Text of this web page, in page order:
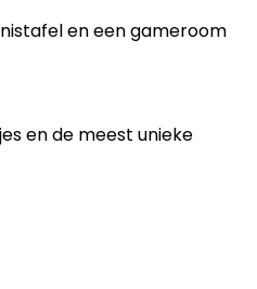
en een gameroom
en de meest unieke